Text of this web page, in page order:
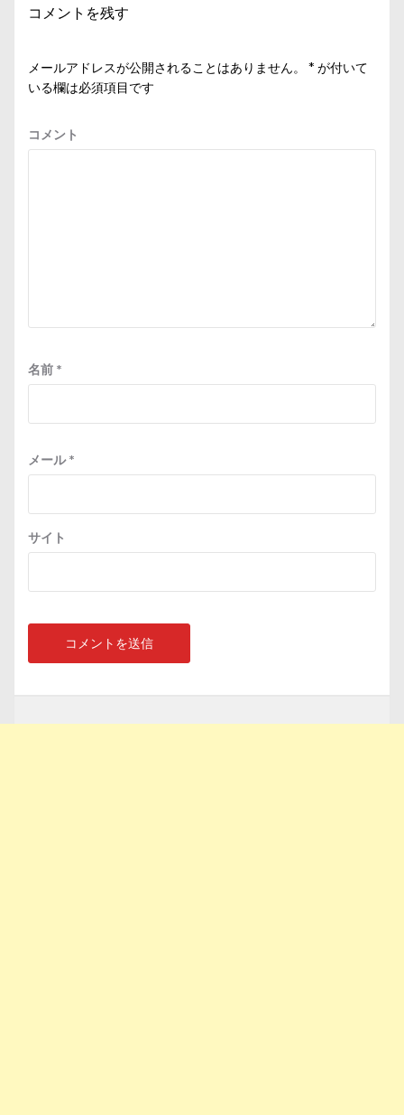
ョ
コメントを残す
メールアドレスが公開されることはありません。 * が付いて
いる欄は必須項目です
コメント
名前 *
メール*
サイト